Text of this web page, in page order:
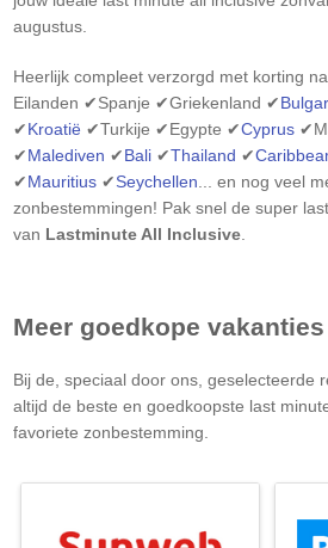
augustus.
Heerlijk compleet verzorgd met korting
Eilanden ✔Spanje ✔Griekenland ✔
✔Kroatië ✔Turkije ✔Egypte ✔Cyprus
✔Malediven ✔Bali ✔Thailand ✔
✔Mauritius ✔Seychellen ... en nog veel
zonbestemmingen! Pak snel de super
van Lastminute All Inclusive
Meer goedkope
Bij de, speciaal door ons, geselecteerde
altijd de beste en goedkoopste last
favoriete zonbestemming.